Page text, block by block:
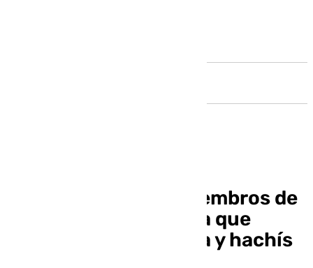
Detenidos cuatro miembros de
un clan en Fuengirola que
traficaba con cocaína y hachís